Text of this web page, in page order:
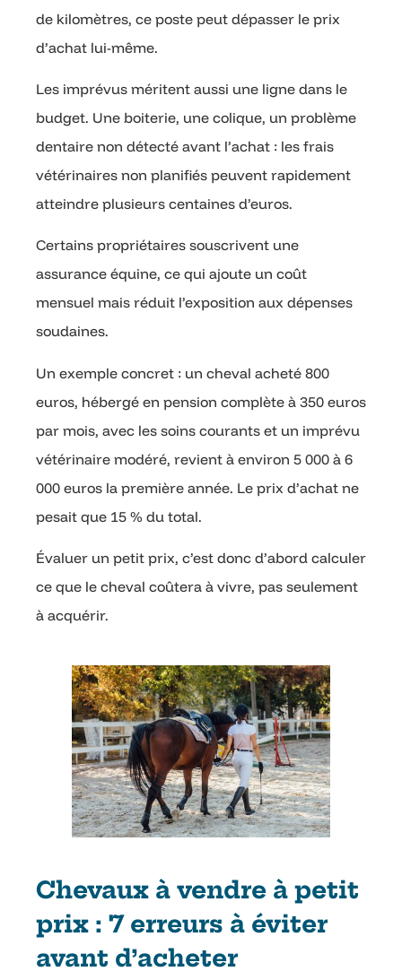
de kilomètres, ce poste peut dépasser le prix
d’achat lui-même.
Les imprévus méritent aussi une ligne dans le
budget. Une boiterie, une colique, un problème
dentaire non détecté avant l’achat : les frais
vétérinaires non planifiés peuvent rapidement
atteindre plusieurs centaines d’euros.
Certains propriétaires souscrivent une
assurance équine, ce qui ajoute un coût
mensuel mais réduit l’exposition aux dépenses
soudaines.
Un exemple concret : un cheval acheté 800
euros, hébergé en pension complète à 350 euros
par mois, avec les soins courants et un imprévu
vétérinaire modéré, revient à environ 5 000 à 6
000 euros la première année. Le prix d’achat ne
pesait que 15 % du total.
Évaluer un petit prix, c’est donc d’abord calculer
ce que le cheval coûtera à vivre, pas seulement
à acquérir.
Chevaux à vendre à petit
prix : 7 erreurs à éviter
avant d’acheter